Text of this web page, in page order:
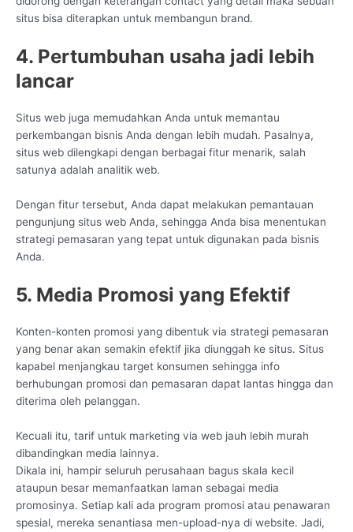
situs bisa diterapkan untuk membangun brand.
4. Pertumbuhan usaha jadi lebih
lancar
Situs web juga memudahkan Anda untuk memantau
perkembangan bisnis Anda dengan lebih mudah. Pasalnya,
situs web dilengkapi dengan berbagai fitur menarik, salah
satunya adalah analitik web.
Dengan fitur tersebut, Anda dapat melakukan pemantauan
pengunjung situs web Anda, sehingga Anda bisa menentukan
strategi pemasaran yang tepat untuk digunakan pada bisnis
Anda.
5. Media Promosi yang Efektif
Konten-konten promosi yang dibentuk via strategi pemasaran
yang benar akan semakin efektif jika diunggah ke situs. Situs
kapabel menjangkau target konsumen sehingga info
berhubungan promosi dan pemasaran dapat lantas hingga dan
diterima oleh pelanggan.
Kecuali itu, tarif untuk marketing via web jauh lebih murah
dibandingkan media lainnya.
Dikala ini, hampir seluruh perusahaan bagus skala kecil
ataupun besar memanfaatkan laman sebagai media
promosinya. Setiap kali ada program promosi atau penawaran
spesial, mereka senantiasa men-upload-nya di website. Jadi,